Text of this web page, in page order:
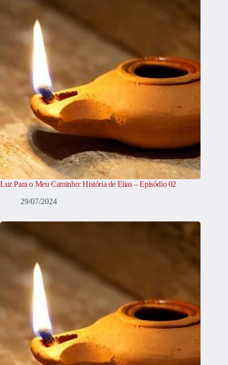
Luz Para o Meu Caminho: História de Elias – Episódio 02
29/07/2024